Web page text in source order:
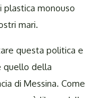
plastica monouso
mari.
questa politica e
quello della
di Messina. Come